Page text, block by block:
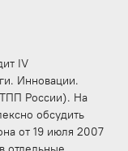
IV
Инновации.
России). На
обсудить
от 19 июля 2007